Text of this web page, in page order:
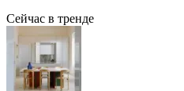
Сейчас в тренде